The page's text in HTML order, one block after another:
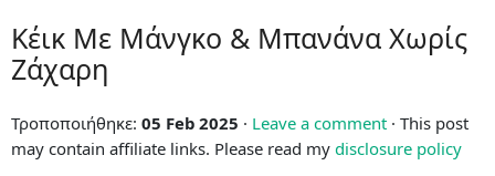
Κέικ Με Μάνγκο & Μπανάνα Χωρίς
Ζάχαρη
Τροποποιήθηκε: 05 Feb 2025 · Leave a comment · This post
may contain affiliate links. Please read my disclosure policy